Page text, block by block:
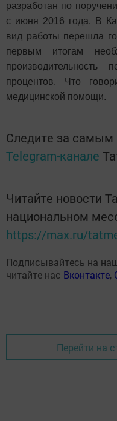
разработан по
с июня 2016 года. В
вид работы перешла
первым итогам
процентов. Что
медицинской помощи.
Следите за
Telegram-канале
Читайте новости
национальном
https://max.ru/
Подписывайтесь на
читайте нас Вконтакте,
Перейти на